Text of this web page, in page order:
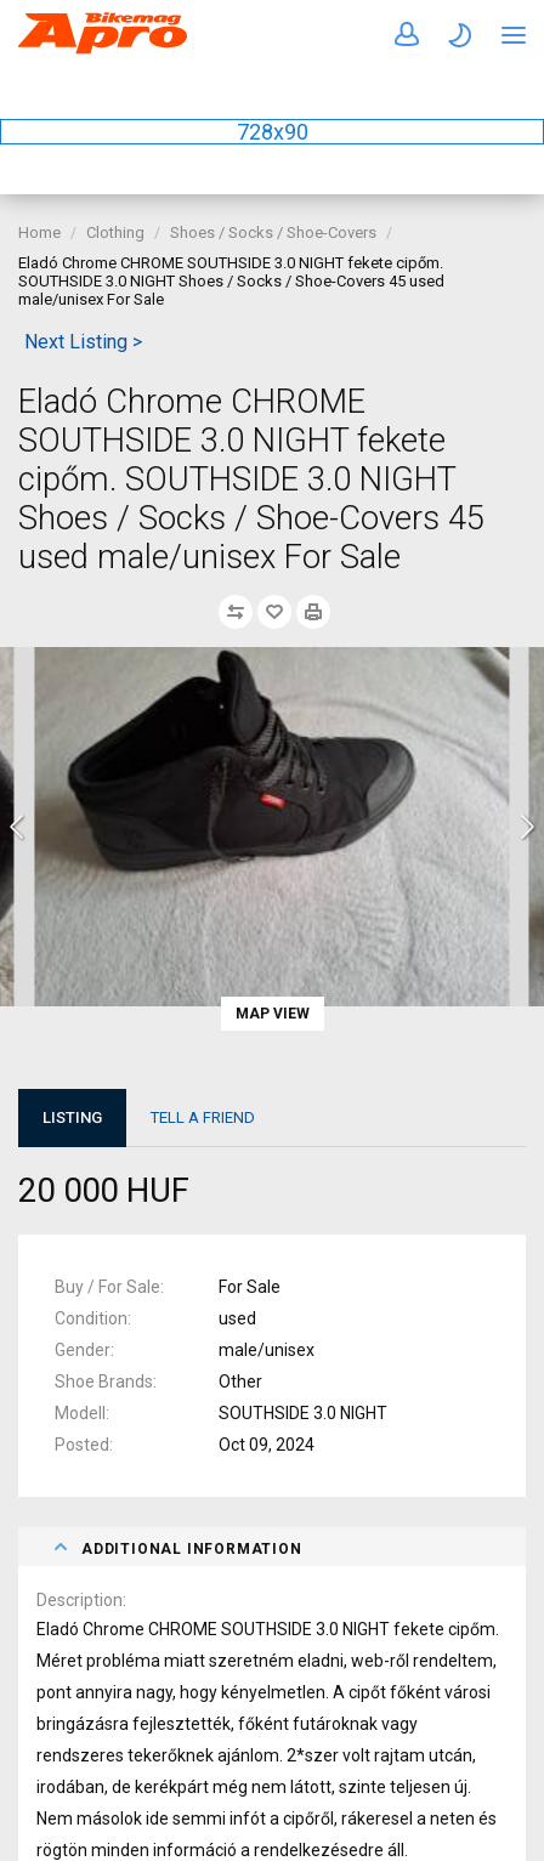
728x90
Home Clothing
Shoes / Socks / Shoe-Covers
Eladó Chrome CHROME SOUTHSIDE 3.0 NIGHT fekete cipőm.
SOUTHSIDE 3.0 NIGHT Shoes / Socks / Shoe-Covers 45 used
male/unisex For Sale
Next Listing >
Eladó Chrome CHROME
SOUTHSIDE 3.0 NIGHT fekete
cipőm. SOUTHSIDE 3.0 NIGHT
Shoes / Socks / Shoe-Covers 45
used male/unisex For Sale
MAP VIEW
LISTING TELL A FRIEND
20 000 HUF
Buy / For Sale
For Sale
Condition
used
Gender
male/unisex
Shoe Brands
Other
Modell
SOUTHSIDE 3.0 NIGHT
Posted
Oct 09, 2024
ADDITIONAL INFORMATION
Description
Eladó Chrome CHROME SOUTHSIDE 3.0 NIGHT fekete cipőm.
Méret probléma miatt szeretném eladni, web-ről rendeltem,
pont annyira nagy, hogy kényelmetlen. A cipőt főként városi
bringázásra fejlesztették, főként futároknak vagy
rendszeres tekerőknek ajánlom. 2*szer volt rajtam utcán,
irodában, de kerékpárt még nem látott, szinte teljesen új.
Nem másolok ide semmi infót a cipőről, rákeresel a neten és
rögtön minden információ a rendelkezésedre áll.